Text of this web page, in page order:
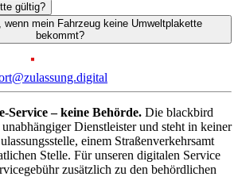
gültig?
mein Fahrzeug keine Umweltplakette
bekommt?
Service – keine Behörde. Die blackbird
Dienstleister und steht in keiner
einem Straßenverkehrsamt
Stelle. Für unseren digitalen Service
zusätzlich zu den behördlichen